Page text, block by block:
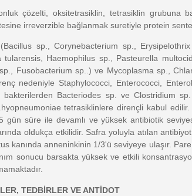
çözelti, oksitetrasiklin, tetrasiklin grubuna
irreverzible bağlanmak suretiyle protein
sp., Corynebacterium sp.,
tularensis, Haemophilus sp., Pasteurella
Fusobacterium sp..) ve Mycoplasma sp.,
nedeniyle Staphylococci, Enterococci,
bakterilerden Bacteriodes sp. ve Clostridium
tetrasiklinlere dirençli kabul
gün süre ile devamlı ve yüksek antibiotik
oldukça etkilidir. Safra yoluyla atılan
kanında anneninkinin 1/3'ü seviyeye ulaşır.
sonucu barsakta yüksek ve etkili
TEDBİRLER VE ANTİDOT